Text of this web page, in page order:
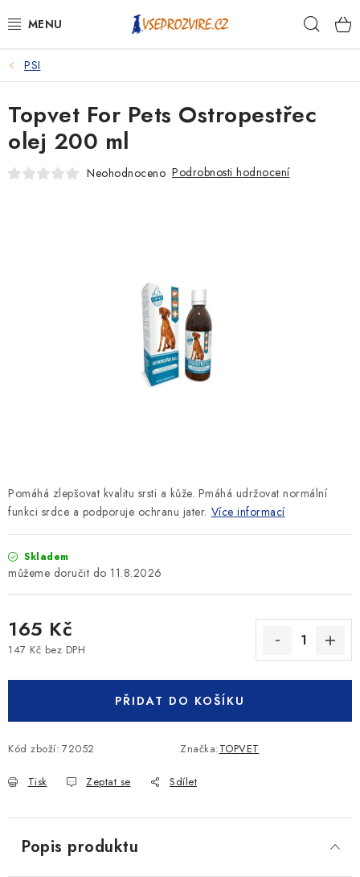
na
PSI
KOČKY
KONĚ
KRÁLÍCI/HLODAVCI/PTÁCI
PSI
Pomáhá zlepšovat kvalitu srsti a kůže. Pmáhá udržovat normální
funkci srdce a podporuje ochranu jater. Více informací
Skladem
11.8.2026
165 Kč
147 Kč bez DPH
PŘIDAT DO KOŠÍKU
Kód zboží: 72052 Značka:TOPVET
Tisk Zeptat se Sdílet
Topvet For Pets Ostropestřec
olej 200 ml
Neohodnoceno Podrobnosti hodnocení
Popis produktu